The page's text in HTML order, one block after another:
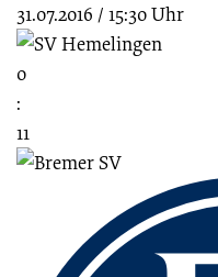
31.07.2016 / 15:30 Uhr
0
:
11